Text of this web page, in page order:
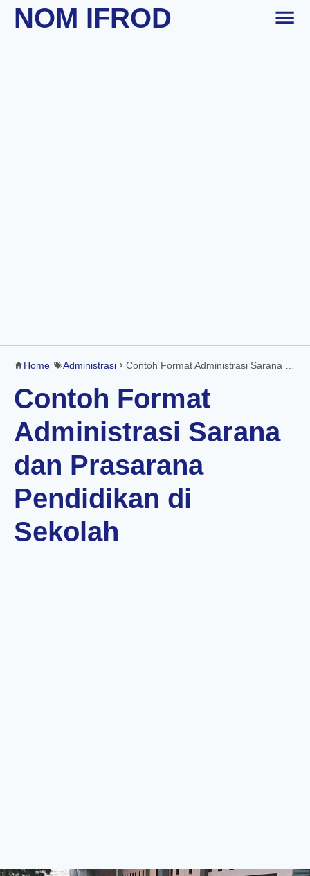
Skip to main content
NOM IFROD
Home Administrasi Contoh Format Administrasi Sarana dan Prasarana Pendidikan di Sekolah
Contoh Format
Administrasi Sarana
dan Prasarana
Pendidikan di
Sekolah